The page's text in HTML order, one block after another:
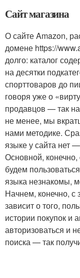
Сайт магазина
О сайте Amazon,
домене https://
долго: каталог
на десятки
спорттоваров до
говоря уже о
продавцов — так
не менее, мы
нами методике.
языке у сайта нет
Основной,
будем
языка незнакомы,
Начнем, конечно, с
зависит о того,
истории покупок и
авторизоваться и
поиска — так